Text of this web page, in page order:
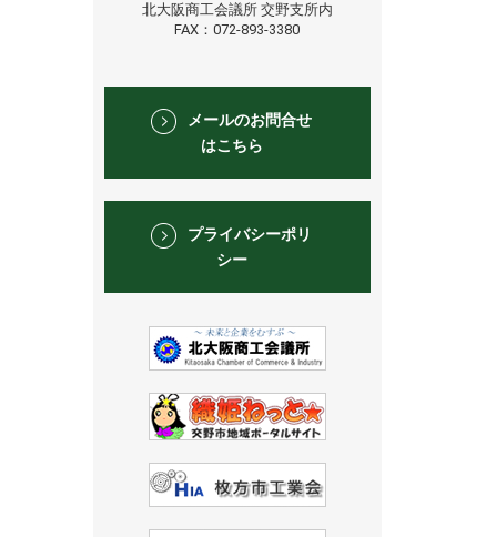
北大阪商工会議所 交野支所内
FAX：072-893-3380
メールのお問合せ
はこちら
プライバシーポリ
シー